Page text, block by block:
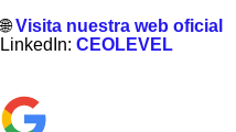
🌐Visita nuestra web oficial
LinkedIn: CEOLEVEL